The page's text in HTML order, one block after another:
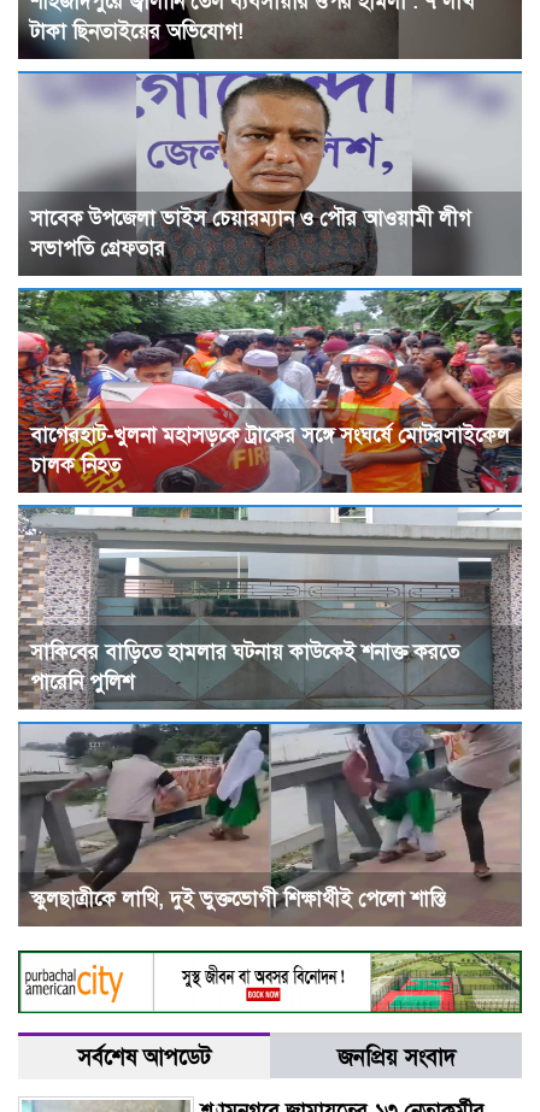
টাকা ছিনতাইয়ের অভিযোগ!
সাবেক উপজেলা ভাইস চেয়ারম্যান ও পৌর আওয়ামী লীগ
সভাপতি গ্রেফতার
বাগেরহাট-খুলনা মহাসড়কে ট্রাকের সঙ্গে সংঘর্ষে মোটরসাইকেল
চালক নিহত
সাকিবের বাড়িতে হামলার ঘটনায় কাউকেই শনাক্ত করতে
পারেনি পুলিশ
স্কুলছাত্রীকে লাথি, দুই ভুক্তভোগী শিক্ষার্থীই পেলো শাস্তি
সর্বশেষ আপডেট জনপ্রিয় সংবাদ